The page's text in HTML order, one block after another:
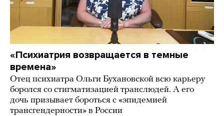
«Психиатрия возвращается в темные
времена»
Отец психиатра Ольги Бухановской всю карьеру
боролся со стигматизацией транслюдей. А его
дочь призывает бороться с «эпидемией
трансгендерности» в России